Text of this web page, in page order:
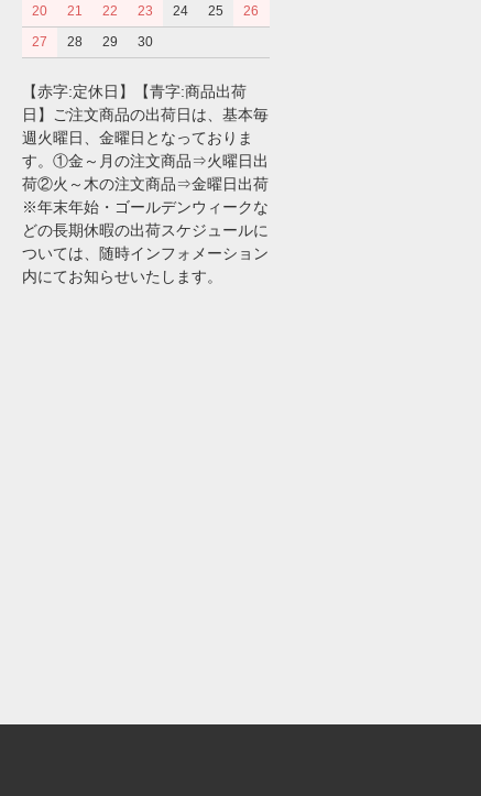
20
21 22 23 24 25
26
27
28 29 30
【赤字:定休日】【青字:商品出荷
日】ご注文商品の出荷日は、基本毎
週火曜日、金曜日となっておりま
す。①金～月の注文商品⇒火曜日出
荷②火～木の注文商品⇒金曜日出荷
※年末年始・ゴールデンウィークな
どの長期休暇の出荷スケジュールに
ついては、随時インフォメーション
内にてお知らせいたします。